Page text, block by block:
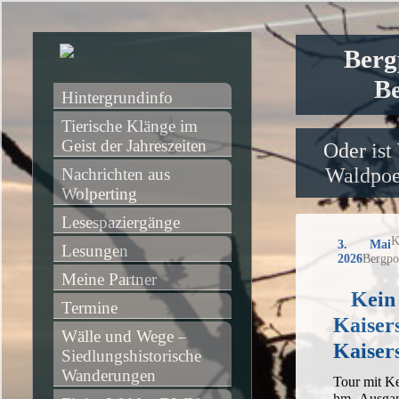
Oder ist
3. Mai
2026
Kein
Tour mit
Hintergrundinfo
Tierische Klänge im
Geist der Jahreszeiten
Nachrichten aus
Wolperting
Lesespaziergänge
Lesungen
Meine Partner
Termine
Wälle und Wege –
Siedlungshistorische
Wanderungen